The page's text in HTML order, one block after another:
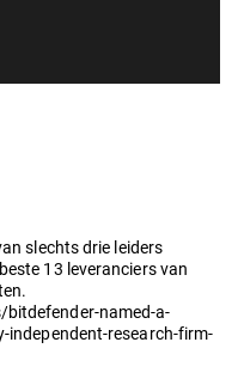
slechts drie leiders
13 leveranciers van
named-a-
independent-research-firm-